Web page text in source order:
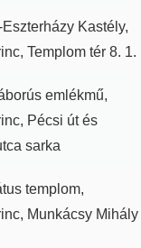
Kastély,
Templom tér 8. 1.
emlékmű,
Pécsi út és
sarka
templom,
Munkácsy Mihály